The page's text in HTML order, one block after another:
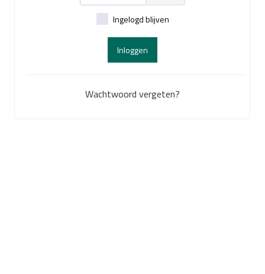
Ingelogd blijven
Inloggen
Wachtwoord vergeten?